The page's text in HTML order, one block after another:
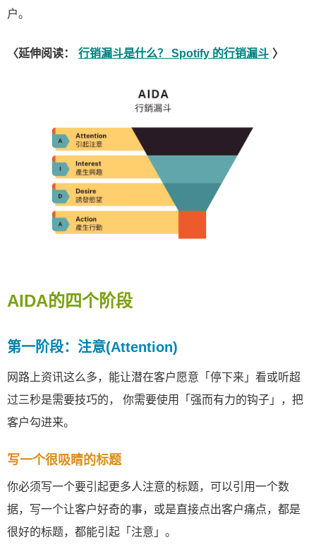
户。
〈延伸阅读： 行销漏斗是什么？ Spotify 的行销漏斗 〉
AIDA的四个阶段
第一阶段：注意(Attention)
网路上资讯这么多，能让潜在客户愿意「停下来」看或听超
过三秒是需要技巧的， 你需要使用「强而有力的钩子」，把
客户勾进来。
写一个很吸睛的标题
你必须写一个要引起更多人注意的标题，可以引用一个数
据，写一个让客户好奇的事，或是直接点出客户痛点，都是
很好的标题，都能引起「注意」。